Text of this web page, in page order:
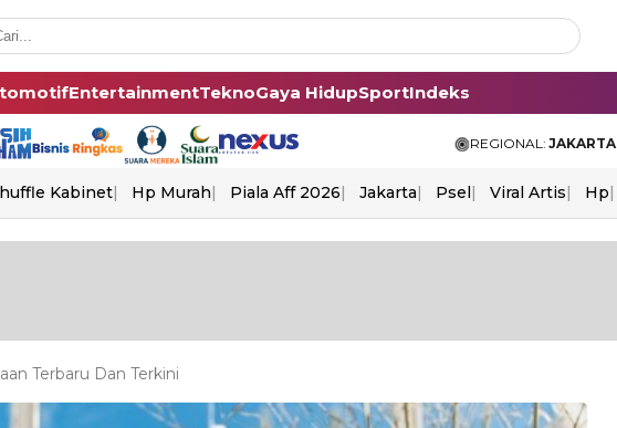
EntertainmentTeknoGaya HidupSportIndeks
REGIONAL: JAKARTA
Kabinet Hp Murah Piala Aff 2026 Jakarta Psel Viral Artis Hp
Terbaru Dan Terkini